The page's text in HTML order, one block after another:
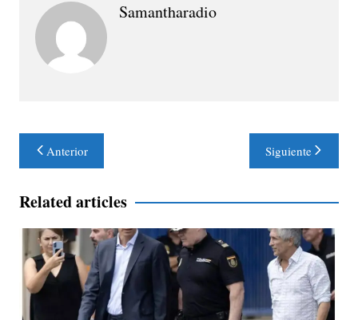
Samantharadio
Navegación
de
entradas
Anterior Siguiente
Related articles